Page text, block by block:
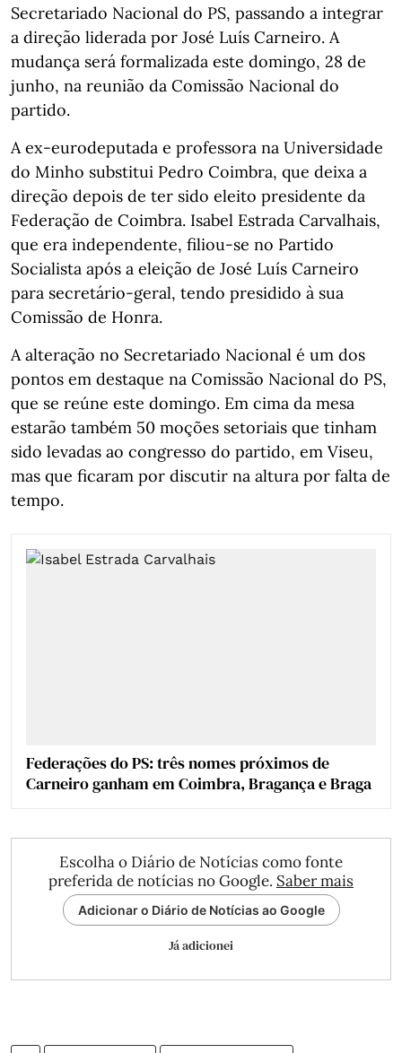
Secretariado Nacional do PS, passando a integrar
a direção liderada por José Luís Carneiro. A
mudança será formalizada este domingo, 28 de
junho, na reunião da Comissão Nacional do
partido.
A ex-eurodeputada e professora na Universidade
do Minho substitui Pedro Coimbra, que deixa a
direção depois de ter sido eleito presidente da
Federação de Coimbra. Isabel Estrada Carvalhais,
que era independente, filiou-se no Partido
Socialista após a eleição de José Luís Carneiro
para secretário-geral, tendo presidido à sua
Comissão de Honra.
A alteração no Secretariado Nacional é um dos
pontos em destaque na Comissão Nacional do PS,
que se reúne este domingo. Em cima da mesa
estarão também 50 moções setoriais que tinham
sido levadas ao congresso do partido, em Viseu,
mas que ficaram por discutir na altura por falta de
tempo.
Federações do PS: três nomes próximos de
Carneiro ganham em Coimbra, Bragança e Braga
Escolha o Diário de Notícias como fonte
preferida de notícias no Google. Saber mais
Adicionar o Diário de Notícias ao Google
Já adicionei